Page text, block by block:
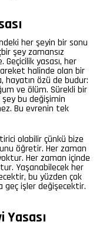
her şeyin bir sonu
şey zamansız
Geçicilik yasası, her
halinde olan bir
hayatın özü de budur:
ve ölüm. Sürekli bir
şey bu değişimin
Bu evrenin tek
olabilir çünkü bize
öğretir. Her zaman
Her zaman içinde
Yaşanabilecek her
bu yüzden çok
geç işler değişecektir.
Yasası